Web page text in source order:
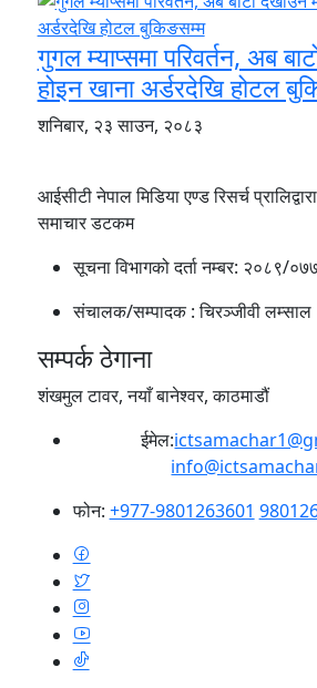
गुगल म्याप्समा परिवर्तन, अब
होइन खाना अर्डरदेखि होटल
शनिबार, २३ साउन, २०८३
आईसीटी नेपाल मिडिया एण्ड रिसर्च
समाचार डटकम
सूचना विभागको दर्ता नम्बर: २०८९/
संचालक/सम्पादक :चिरञ्जीवी लम्साल
सम्पर्क ठेगाना
शंखमुल टावर, नयाँ बानेश्वर, काठमाडौं
ईमेल:
फोन: +977-9801263601